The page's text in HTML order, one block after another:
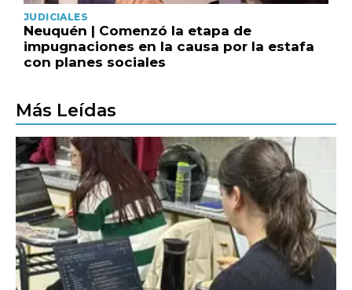
JUDICIALES
Neuquén | Comenzó la etapa de
impugnaciones en la causa por la estafa
con planes sociales
Más Leídas